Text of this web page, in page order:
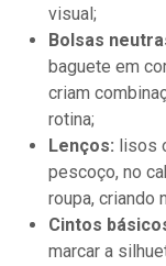
visual;
Bolsas
baguete em
criam
rotina;
Lenços: lisos
pescoço, no
roupa, criando
Cintos
marcar a